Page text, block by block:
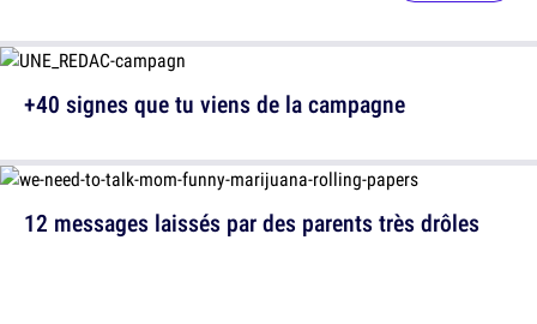
12 messages laissés par des parents très drôles
+40 signes que tu viens de la campagne